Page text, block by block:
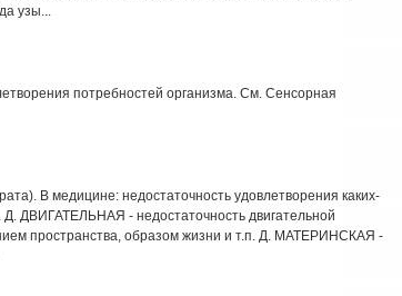
узы...
потребностей организма. См. Сенсорная
В медицине: недостаточность удовлетворения каких-
Д. ДВИГАТЕЛЬНАЯ - недостаточность двигательной
пространства, образом жизни и т.п. Д. МАТЕРИНСКАЯ -